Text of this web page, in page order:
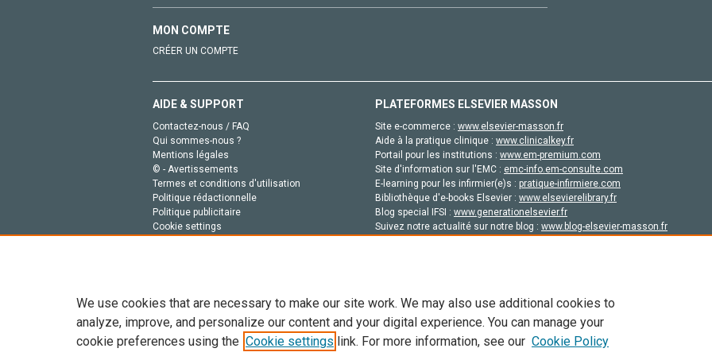
MON COMPTE
CRÉER UN COMPTE
AIDE & SUPPORT
Contactez-nous / FAQ
Qui sommes-nous ?
Mentions légales
© - Avertissements
Termes et conditions d'utilisation
Politique rédactionnelle
Politique publicitaire
Cookie settings
PLATEFORMES ELSEVIER MASSON
Site e-commerce : www.elsevier-masson.fr
Aide à la pratique clinique : www.clinicalkey.fr
Portail pour les institutions : www.em-premium.com
Site d'information sur l'EMC : emc-info.em-consulte.com
E-learning pour les infirmier(e)s : pratique-infirmiere.com
Bibliothèque d'e-books Elsevier : www.elsevierelibrary.fr
Blog special IFSI : www.generationelsevier.fr
Suivez notre actualité sur notre blog : www.blog-elsevier-masson.fr
Tout le contenu de ce site: Copyright © 2026 Elsevier, ses concédants de licence et ses contributeurs. Tout les droits sont réservés,
We use cookies that are necessary to make our site work. We may also use additional cookies to
analyze, improve, and personalize our content and your digital experience. You can manage your
cookie preferences using the Cookie settings link. For more information, see our Cookie Policy